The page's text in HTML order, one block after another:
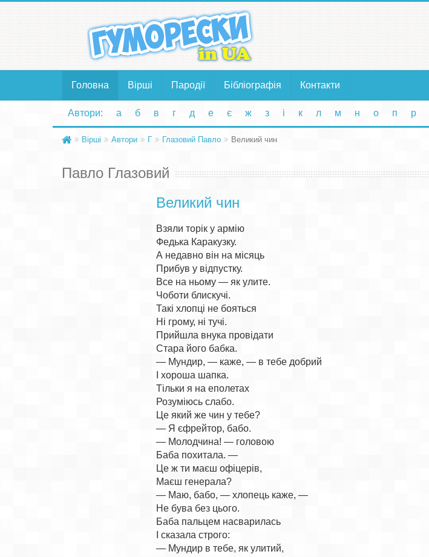
Головна Вірші Пародії Бібліографія Контакти
Автори: а б в г д е є ж з і к л м н о п р
Вірші Автори Г Глазовий Павло Великий чин
Павло Глазовий
Великий чин
Взяли торік у армію
Федька Каракузку.
А недавно він на місяць
Прибув у відпустку.
Все на ньому — як улите.
Чоботи блискучі.
Такі хлопці не бояться
Ні грому, ні тучі.
Прийшла внука провідати
Стара його бабка.
— Мундир, — каже, — в тебе добрий
І хороша шапка.
Тільки я на еполетах
Розуміюсь слабо.
Це який же чин у тебе?
— Я єфрейтор, бабо.
— Молодчина! — головою
Баба похитала. —
Це ж ти маєш офіцерів,
Маєш генерала?
— Маю, бабо, — хлопець каже, —
Не бува без цього.
Баба пальцем насварилась
І сказала строго:
— Мундир в тебе, як улитий,